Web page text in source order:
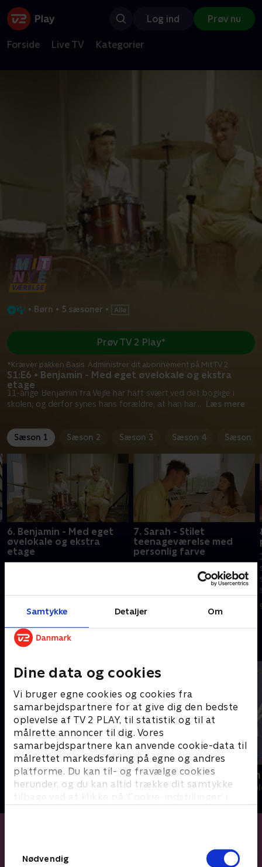
Samtykke Detaljer Om
Dine data og cookies
Vi bruger egne cookies og cookies fra
samarbejdspartnere for at give dig den bedste
oplevelse af TV 2 PLAY, til statistik og til at
målrette annoncer til dig. Vores
samarbejdspartnere kan anvende cookie-data til
målrettet markedsføring på egne og andres
platforme. Du kan til- og fravælge cookies
herunder, og du kan altid trække dit samtykke
tilbage ved at klikke på ’Cookie-indstillinger’ i
Nødvendig
Log ind Prøv nu
Forside Live TV Kategorier
• Børn • 5 sæsoner •
S1:E6 • Benjamin - Med eget øvelokale og ekstra
etage
11-årige Benjamin fra Vejle har haft svært ved det boglige i
skolen, og derfor synes hans forældre, at han har... Læs mere
Prøv TV 2 Play*
*Kræver pakken Basis. Administrer dit abonnement på Mit TV 2.
Sæson 1 Sæson 2 Sæson 3 Sæson 4 Sæson 5
6. Benjamin - Med eget
øvelokale og ekstra
etage
blive forkælet med et nyt
9. januar 2021 • 23 min
7. Sarah - Stilet
teenageværelse med
personlig farve
da hendes forældre blev skilt.
Derfor synes hendes tante, at
værelse med masser af hygge
9. januar 2021 • 22 min
Andre så også
Slikbyggerne
Børne-underholdning • 3 sæsoner
Kreaklubben
Børne-